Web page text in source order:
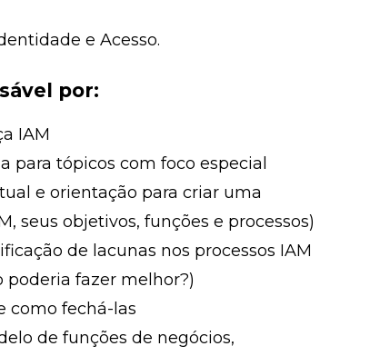
e Acesso.
por:
IAM
para tópicos com foco especial
e orientação para criar uma
seus objetivos, funções e processos)
de lacunas nos processos IAM
poderia fazer melhor?)
como fechá-las
de funções de negócios,